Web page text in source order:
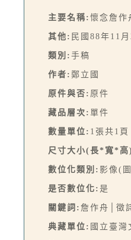
主要名稱: 懷念詹作
其他: 民國88年11月
類別: 手稿
作者: 鄭立國
原件與否: 原件
藏品層次: 單件
數量單位: 1張共1頁
尺寸大小(長*寬*高
數位化類別: 影像(
是否數位化: 是
關鍵詞: 詹作舟│徵
典藏單位: 國立臺灣